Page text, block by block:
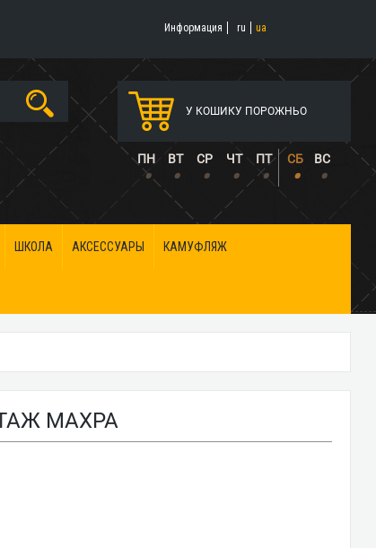
Информация ru ua
У КОШИКУ ПОРОЖНЬО
ПН ВТ СР ЧТ ПТ СБ ВС
• • • • • • •
ШКОЛА АКСЕССУАРЫ КАМУФЛЯЖ
МАХРА